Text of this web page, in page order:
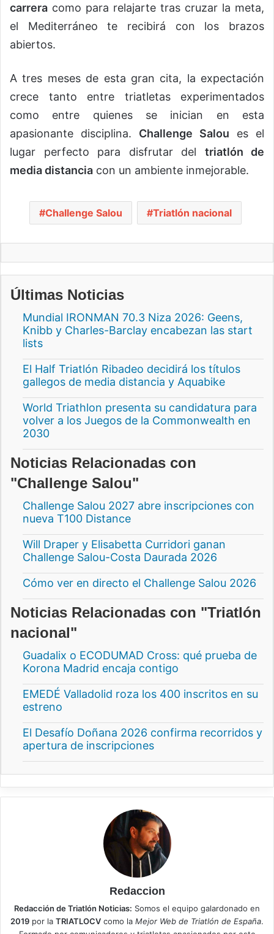
carrera como para relajarte tras cruzar la meta,
el Mediterráneo te recibirá con los brazos
abiertos.
A tres meses de esta gran cita, la expectación
crece tanto entre triatletas experimentados
como entre quienes se inician en esta
apasionante disciplina. Challenge Salou es el
lugar perfecto para disfrutar del triatlón de
media distancia con un ambiente inmejorable.
Challenge Salou Triatlón nacional
Últimas Noticias
Mundial IRONMAN 70.3 Niza 2026: Geens,
Knibb y Charles-Barclay encabezan las start
lists
El Half Triatlón Ribadeo decidirá los títulos
gallegos de media distancia y Aquabike
World Triathlon presenta su candidatura para
volver a los Juegos de la Commonwealth en
2030
Noticias Relacionadas con
"Challenge Salou"
Challenge Salou 2027 abre inscripciones con
nueva T100 Distance
Will Draper y Elisabetta Curridori ganan
Challenge Salou-Costa Daurada 2026
Cómo ver en directo el Challenge Salou 2026
Noticias Relacionadas con "Triatlón
nacional"
Guadalix o ECODUMAD Cross: qué prueba de
Korona Madrid encaja contigo
EMEDÉ Valladolid roza los 400 inscritos en su
estreno
El Desafío Doñana 2026 confirma recorridos y
apertura de inscripciones
Redaccion
Redacción de Triatlón Noticias: Somos el equipo galardonado en
2019 por la TRIATLOCV como la Mejor Web de Triatlón de España.